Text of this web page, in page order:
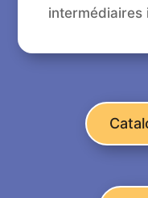
intermédiaires